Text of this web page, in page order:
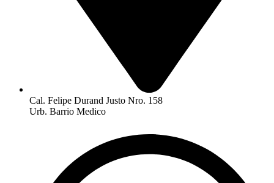
Cal. Felipe Durand Justo Nro. 158
Urb. Barrio Medico